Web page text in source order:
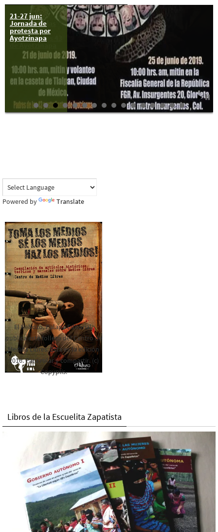
21-27 jun:
Jornada de
protesta por
Ayotzinapa
Apoya el
plantón de las
madres y
padres de los 43
de Ayotzinapa
Powered by Translate
El Rebozo, Palapa Editorial,
publica este folleto del Centro de
Medios Libres. Esta es la edición
2016. Para rolar y compartir. (c)
Copyplis.
Libros de la Escuelita Zapatista